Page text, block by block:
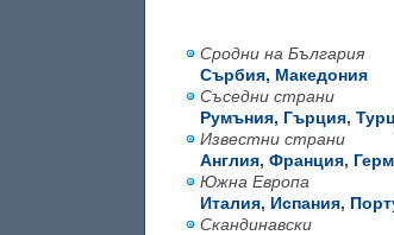
Сродни на България
Сърбия, Македония
Съседни страни
Румъния, Гърция,
Известни страни
Англия, Франция,
Южна Европа
Италия, Испания,
Скандинавски